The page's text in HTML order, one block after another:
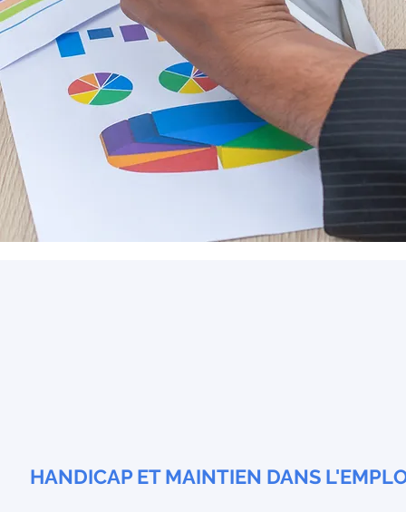
HANDICAP ET MAINTIEN DANS